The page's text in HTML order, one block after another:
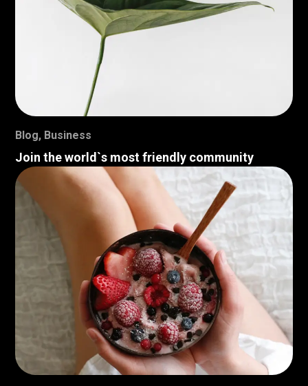
Blog, Business
Join the world`s most friendly community